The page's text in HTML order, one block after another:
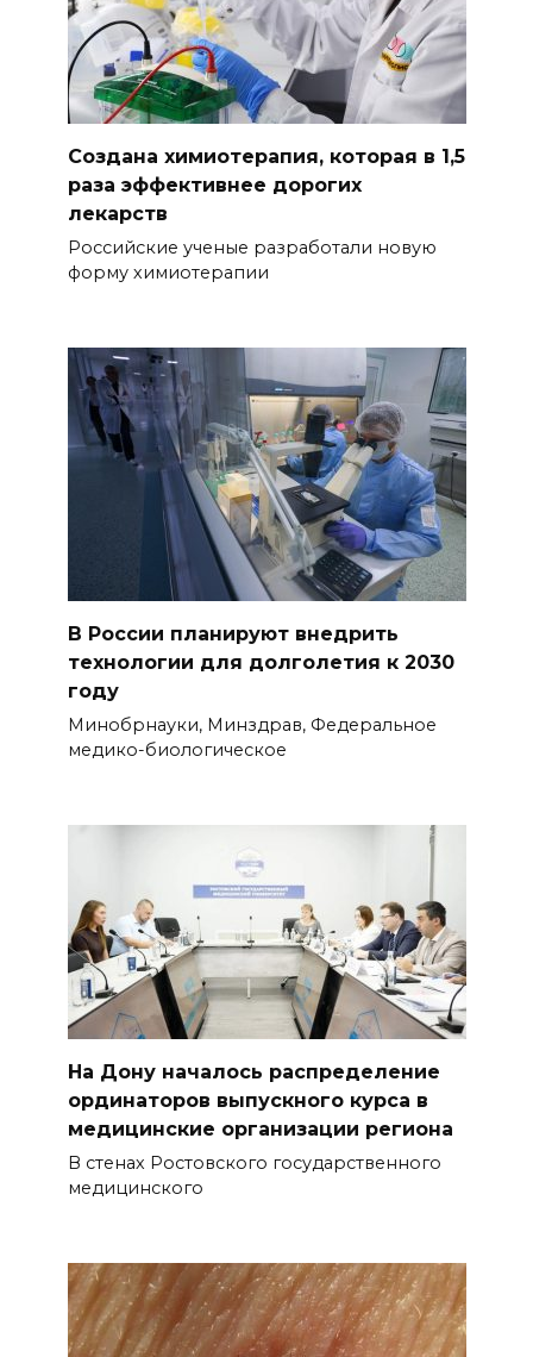
Создана химиотерапия, которая в 1,5
раза эффективнее дорогих
лекарств
Российские ученые разработали новую
форму химиотерапии
В России планируют внедрить
технологии для долголетия к 2030
году
Минобрнауки, Минздрав, Федеральное
медико-биологическое
На Дону началось распределение
ординаторов выпускного курса в
медицинские организации региона
В стенах Ростовского государственного
медицинского